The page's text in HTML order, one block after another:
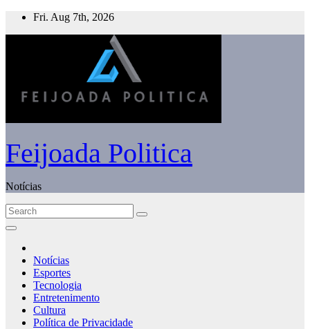
Skip
Fri. Aug 7th, 2026
Feijoada Politica
Notícias
Notícias
Esportes
Tecnologia
Entretenimento
Cultura
Política de Privacidade